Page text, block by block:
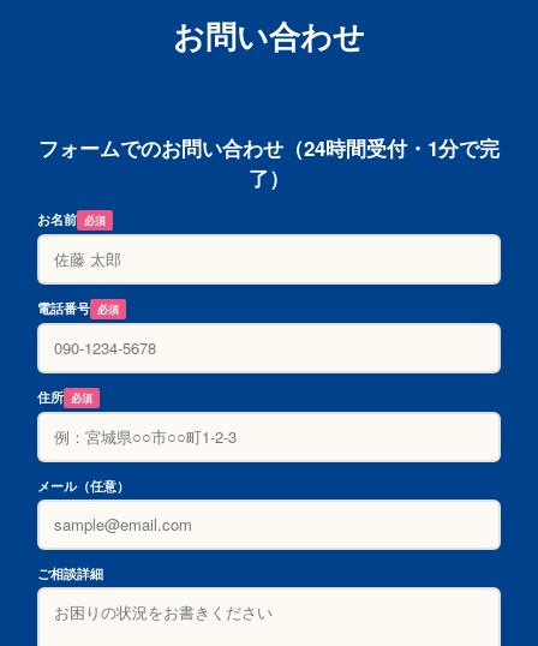
お問い合わせ
フォームでのお問い合わせ（24時間受付・1分で完
了）
お名前 必須
電話番号 必須
住所 必須
メール（任意）
ご相談詳細